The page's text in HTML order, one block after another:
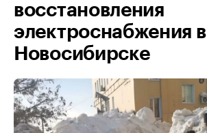
восстановления
электроснабжения в
Новосибирске